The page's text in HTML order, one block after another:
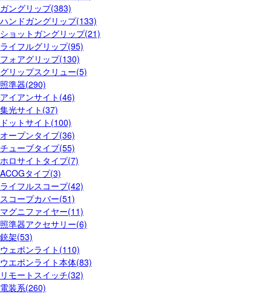
ガングリップ(383)
ハンドガングリップ(133)
ショットガングリップ(21)
ライフルグリップ(95)
フォアグリップ(130)
グリップスクリュー(5)
照準器(290)
アイアンサイト(46)
集光サイト(37)
ドットサイト(100)
オープンタイプ(36)
チューブタイプ(55)
ホロサイトタイプ(7)
ACOGタイプ(3)
ライフルスコープ(42)
スコープカバー(51)
マグニファイヤー(11)
照準器アクセサリー(6)
銃架(53)
ウェポンライト(110)
ウエポンライト本体(83)
リモートスイッチ(32)
電装系(260)